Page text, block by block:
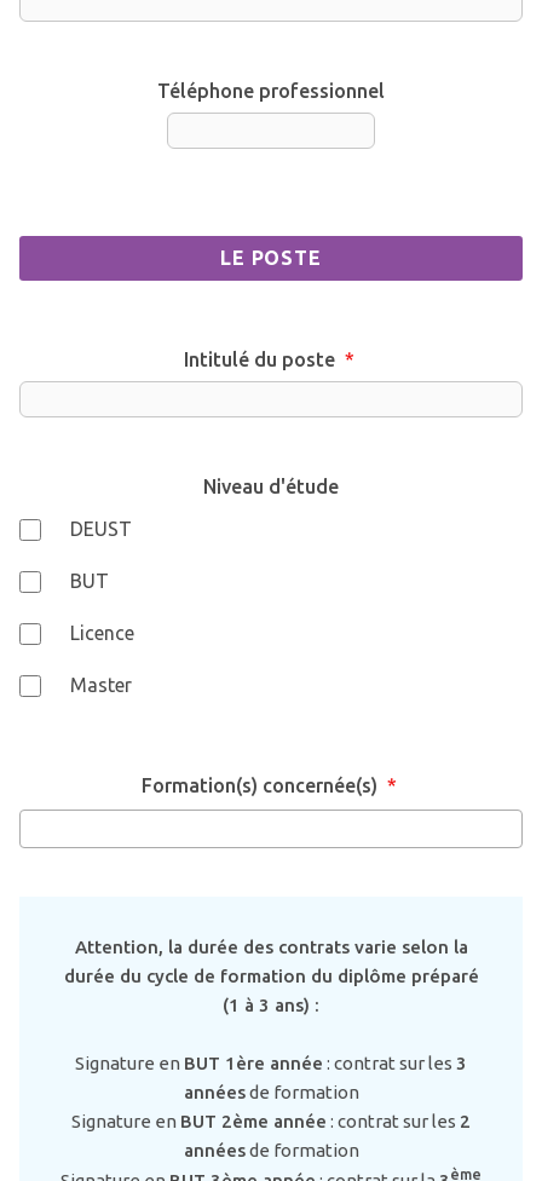
Téléphone professionnel
LE POSTE
Intitulé du poste *
Niveau d'étude
DEUST
BUT
Licence
Master
Formation(s) concernée(s) *
Attention, la durée des contrats varie selon la
durée du cycle de formation du diplôme préparé
(1 à 3 ans) :
Signature en BUT 1ère année : contrat sur les 3
annéesde formation
Signature en BUT 2ème année : contrat sur les 2
annéesde formation
ème